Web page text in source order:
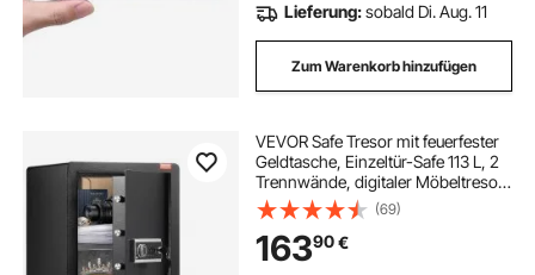
Lieferung:sobald Di. Aug. 11
Zum Warenkorb hinzufügen
VEVOR Safe Tresor mit feuerfester
Geldtasche, Einzeltür-Safe 113 L, 2
Trennwände, digitaler Möbeltresor
mit Schlüssel, Code und
Fingerabdruck, Wertsachenbox für
Geld und Schmuck, Geldtresor
Schwarz
(69)
16390€